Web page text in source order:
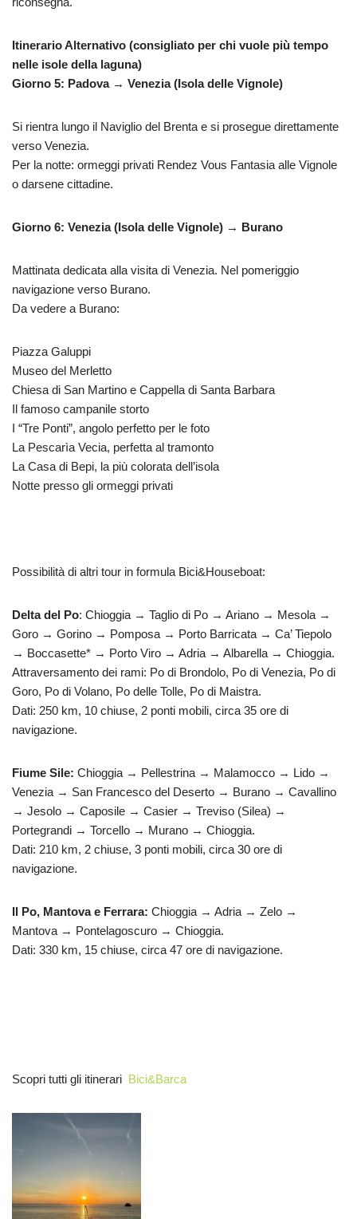
Itinerario Alternativo (consigliato per chi vuole più tempo
nelle isole della laguna)
Giorno 5: Padova → Venezia (Isola delle Vignole)
Si rientra lungo il Naviglio del Brenta e si prosegue direttamente
verso Venezia.
Per la notte: ormeggi privati Rendez Vous Fantasia alle Vignole
o darsene cittadine.
Giorno 6: Venezia (Isola delle Vignole) → Burano
Mattinata dedicata alla visita di Venezia. Nel pomeriggio
navigazione verso Burano.
Da vedere a Burano:
Piazza Galuppi
Museo del Merletto
Chiesa di San Martino e Cappella di Santa Barbara
Il famoso campanile storto
I “Tre Ponti”, angolo perfetto per le foto
La Pescarìa Vecia, perfetta al tramonto
La Casa di Bepi, la più colorata dell’isola
Notte presso gli ormeggi privati
Possibilità di altri tour in formula Bici&Houseboat:
Delta del Po: Chioggia → Taglio di Po → Ariano → Mesola →
Goro → Gorino → Pomposa → Porto Barricata → Ca’ Tiepolo
→ Boccasette* → Porto Viro → Adria → Albarella → Chioggia.
Attraversamento dei rami: Po di Brondolo, Po di Venezia, Po di
Goro, Po di Volano, Po delle Tolle, Po di Maistra.
Dati: 250 km, 10 chiuse, 2 ponti mobili, circa 35 ore di
navigazione.
Fiume Sile: Chioggia → Pellestrina → Malamocco → Lido →
Venezia → San Francesco del Deserto → Burano → Cavallino
→ Jesolo → Caposile → Casier → Treviso (Silea) →
Portegrandi → Torcello → Murano → Chioggia.
Dati: 210 km, 2 chiuse, 3 ponti mobili, circa 30 ore di
navigazione.
Il Po, Mantova e Ferrara: Chioggia → Adria → Zelo →
Mantova → Pontelagoscuro → Chioggia.
Dati: 330 km, 15 chiuse, circa 47 ore di navigazione.
Scopri tutti gli itinerari Bici&Barca